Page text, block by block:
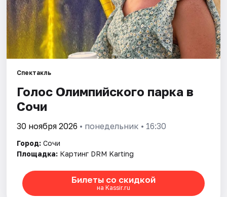
Экскурсии
Спорт
События
Города
Площадки
Рейтинги
Спектакль
Голос Олимпийского парка в
Сочи
30 ноября 2026 • понедельник • 16:30
Город: Сочи
Площадка: Картинг DRM Karting
Билеты со скидкой
на Kassir.ru